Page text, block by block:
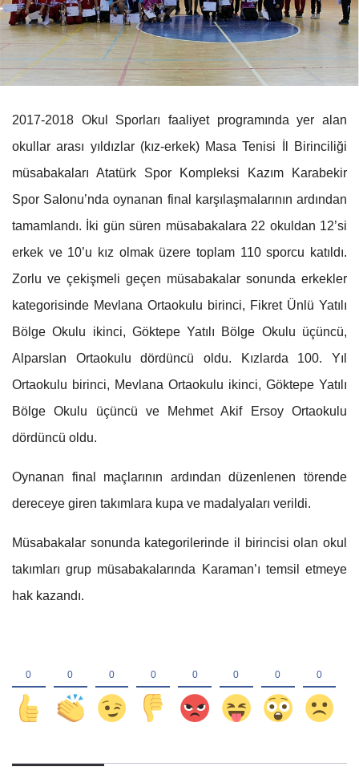
2017-2018 Okul Sporları faaliyet programında yer alan
okullar arası yıldızlar (kız-erkek) Masa Tenisi İl Birinciliği
müsabakaları Atatürk Spor Kompleksi Kazım Karabekir
Spor Salonu’nda oynanan final karşılaşmalarının ardından
tamamlandı. İki gün süren müsabakalara 22 okuldan 12’si
erkek ve 10’u kız olmak üzere toplam 110 sporcu katıldı.
Zorlu ve çekişmeli geçen müsabakalar sonunda erkekler
kategorisinde Mevlana Ortaokulu birinci, Fikret Ünlü Yatılı
Bölge Okulu ikinci, Göktepe Yatılı Bölge Okulu üçüncü,
Alparslan Ortaokulu dördüncü oldu. Kızlarda 100. Yıl
Ortaokulu birinci, Mevlana Ortaokulu ikinci, Göktepe Yatılı
Bölge Okulu üçüncü ve Mehmet Akif Ersoy Ortaokulu
dördüncü oldu.
Oynanan final maçlarının ardından düzenlenen törende
dereceye giren takımlara kupa ve madalyaları verildi.
Müsabakalar sonunda kategorilerinde il birincisi olan okul
takımları grup müsabakalarında Karaman’ı temsil etmeye
hak kazandı.